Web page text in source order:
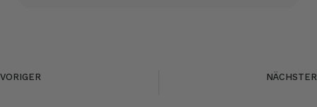
VORIGER NÄCHSTER